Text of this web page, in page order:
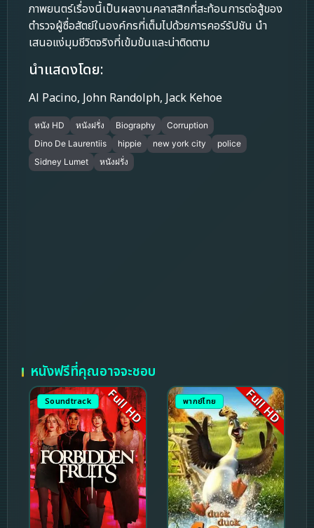
ภาพยนตร์เรื่องนี้เป็นผลงานคลาสสิกที่สะท้อนการต่อสู้ของ
ตำรวจผู้ซื่อสัตย์ในองค์กรที่เต็มไปด้วยการคอร์รัปชัน นำ
เสนอแง่มุมชีวิตจริงที่เข้มข้นและน่าติดตาม
นำแสดงโดย:
Al Pacino, John Randolph, Jack Kehoe
หนัง HD หนังฝรั่ง Biography
Corruption
Dino De Laurentiis
hippie new york city
police
Sidney Lumet
หนังฝรั่ง
หนังฟรีที่คุณอาจจะชอบ
Soundtrack Full HD พากย์ไทย Full HD